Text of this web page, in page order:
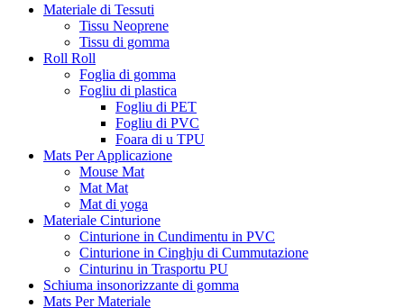
Materiale di Tessuti
Tissu Neoprene
Tissu di gomma
Roll Roll
Foglia di gomma
Fogliu di plastica
Fogliu di PET
Fogliu di PVC
Foara di u TPU
Mats Per Applicazione
Mouse Mat
Mat Mat
Mat di yoga
Materiale Cinturione
Cinturione in Cundimentu in PVC
Cinturione in Cinghju di Cummutazione
Cinturinu in Trasportu PU
Schiuma insonorizzante di gomma
Mats Per Materiale